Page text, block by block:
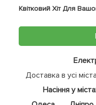
Квітковий Хіт Для
Доставка в усі
Насіння у